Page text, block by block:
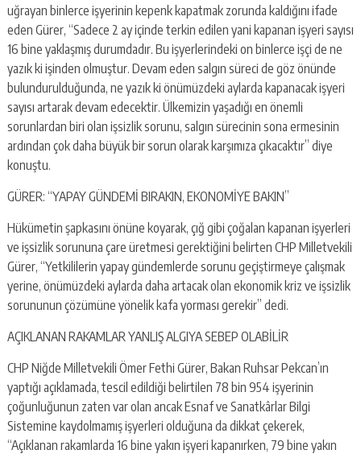
uğrayan binlerce işyerinin kepenk kapatmak zorunda kaldığını ifade
eden Gürer, “Sadece 2 ay içinde terkin edilen yani kapanan işyeri sayısı
16 bine yaklaşmış durumdadır. Bu işyerlerindeki on binlerce işçi de ne
yazık ki işinden olmuştur. Devam eden salgın süreci de göz önünde
bulundurulduğunda, ne yazık ki önümüzdeki aylarda kapanacak işyeri
sayısı artarak devam edecektir. Ülkemizin yaşadığı en önemli
sorunlardan biri olan işsizlik sorunu, salgın sürecinin sona ermesinin
ardından çok daha büyük bir sorun olarak karşımıza çıkacaktır” diye
konuştu.
GÜRER: “YAPAY GÜNDEMİ BIRAKIN, EKONOMİYE BAKIN”
Hükümetin şapkasını önüne koyarak, çığ gibi çoğalan kapanan işyerleri
ve işsizlik sorununa çare üretmesi gerektiğini belirten CHP Milletvekili
Gürer, “Yetkililerin yapay gündemlerde sorunu geçiştirmeye çalışmak
yerine, önümüzdeki aylarda daha artacak olan ekonomik kriz ve işsizlik
sorununun çözümüne yönelik kafa yorması gerekir” dedi.
AÇIKLANAN RAKAMLAR YANLIŞ ALGIYA SEBEP OLABİLİR
CHP Niğde Milletvekili Ömer Fethi Gürer, Bakan Ruhsar Pekcan’ın
yaptığı açıklamada, tescil edildiği belirtilen 78 bin 954 işyerinin
çoğunluğunun zaten var olan ancak Esnaf ve Sanatkârlar Bilgi
Sistemine kaydolmamış işyerleri olduğuna da dikkat çekerek,
“Açıklanan rakamlarda 16 bine yakın işyeri kapanırken, 79 bine yakın